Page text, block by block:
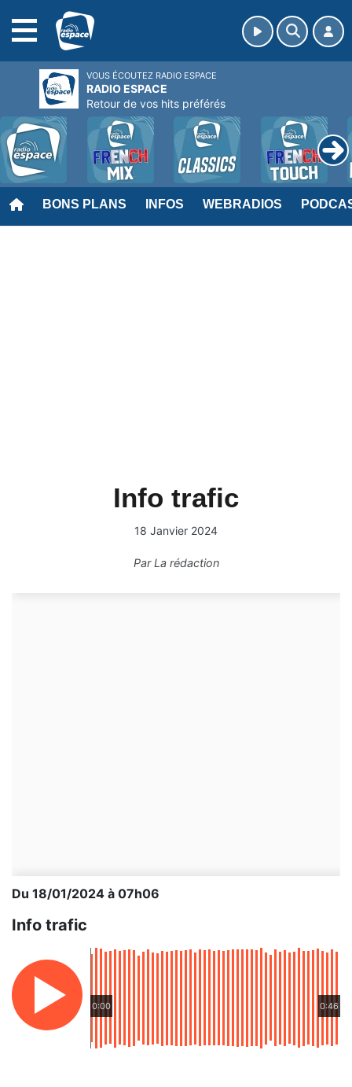
BONS PLANS INFOS WEBRADIOS
Info trafic
18 Janvier 2024
ParLa rédaction
Du 18/01/2024 à 07h06
Info trafic
0:00 0:46
VOUS ÉCOUTEZ RADIO ESPACE
RADIO ESPACE
Retour de vos hits préférés